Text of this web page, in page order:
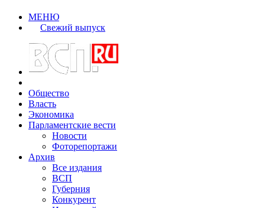
МЕНЮ
Свежий выпуск
Общество
Власть
Экономика
Парламентские вести
Новости
Фоторепортажи
Архив
Все издания
ВСП
Губерния
Конкурент